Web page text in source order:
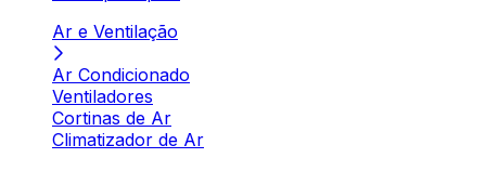
Ar e Ventilação
Ar Condicionado
Ventiladores
Cortinas de Ar
Climatizador de Ar